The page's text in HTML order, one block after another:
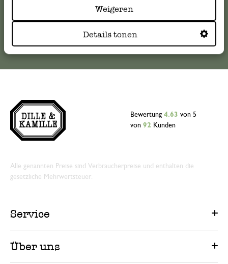
Weigeren
Details tonen
Bewertung 4.63 von 5
von 92 Kunden
Alle genannten Preise sind Verbraucherpreise und enthalten die
gesetzliche Mehrwertsteuer.
Service
Über uns